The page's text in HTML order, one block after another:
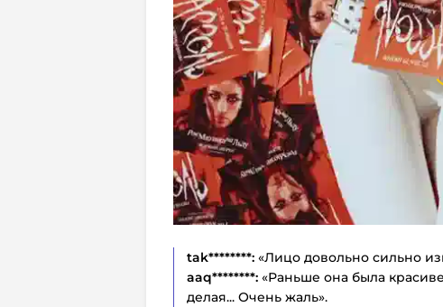
tak********: «Лицо довольно сильно
aaq********: «Раньше она была
делая... Очень жаль».